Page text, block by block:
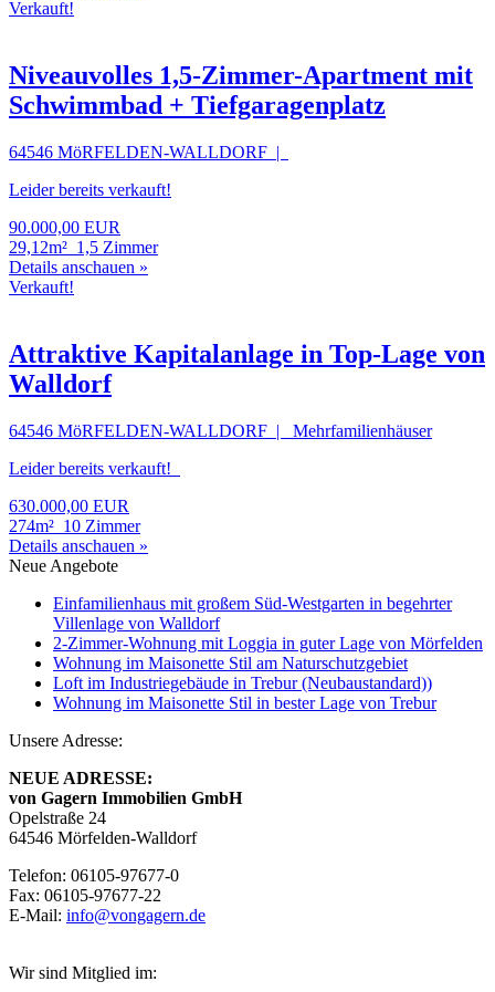
Verkauft!
Niveauvolles 1,5-Zimmer-Apartment mit
Schwimmbad + Tiefgaragenplatz
64546 MöRFELDEN-WALLDORF |
Leider bereits verkauft!
90.000,00 EUR
29,12m² 1,5 Zimmer
Details anschauen »
Verkauft!
Attraktive Kapitalanlage in Top-Lage von
Walldorf
64546 MöRFELDEN-WALLDORF | Mehrfamilienhäuser
Leider bereits verkauft!
630.000,00 EUR
274m² 10 Zimmer
Details anschauen »
Neue Angebote
Einfamilienhaus mit großem Süd-Westgarten in begehrter
Villenlage von Walldorf
2-Zimmer-Wohnung mit Loggia in guter Lage von Mörfelden
Wohnung im Maisonette Stil am Naturschutzgebiet
Loft im Industriegebäude in Trebur (Neubaustandard))
Wohnung im Maisonette Stil in bester Lage von Trebur
Unsere Adresse:
NEUE ADRESSE:
von Gagern Immobilien GmbH
Opelstraße 24
64546 Mörfelden-Walldorf
Telefon: 06105-97677-0
Fax: 06105-97677-22
E-Mail: info@vongagern.de
Wir sind Mitglied im: